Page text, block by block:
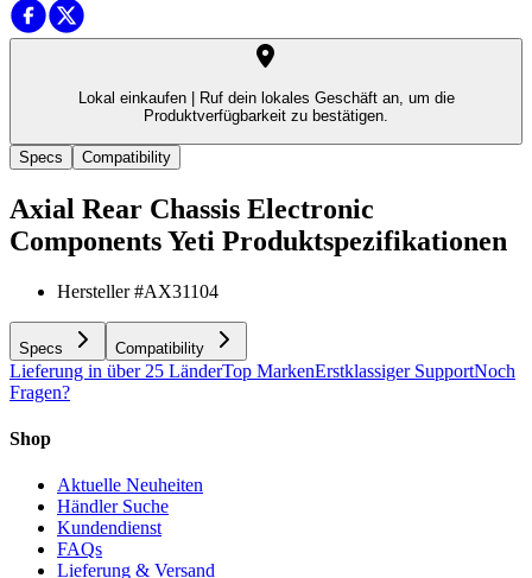
Lokal einkaufen |
Ruf dein lokales Geschäft an, um die
Produktverfügbarkeit zu bestätigen.
Specs Compatibility
Axial Rear Chassis Electronic
Components Yeti Produktspezifikationen
Hersteller #AX31104
Specs Compatibility
Lieferung in über 25 LänderTop MarkenErstklassiger SupportNoch
Fragen?
Shop
Aktuelle Neuheiten
Händler Suche
Kundendienst
FAQs
Lieferung & Versand